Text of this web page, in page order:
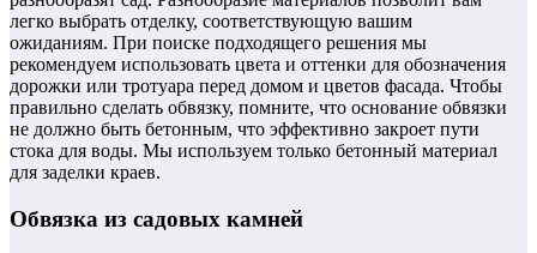
легко выбрать отделку, соответствующую вашим
ожиданиям. При поиске подходящего решения мы
рекомендуем использовать цвета и оттенки для обозначения
дорожки или тротуара перед домом и цветов фасада. Чтобы
правильно сделать обвязку, помните, что основание обвязки
не должно быть бетонным, что эффективно закроет пути
стока для воды. Мы используем только бетонный материал
для заделки краев.
Обвязка из садовых камней